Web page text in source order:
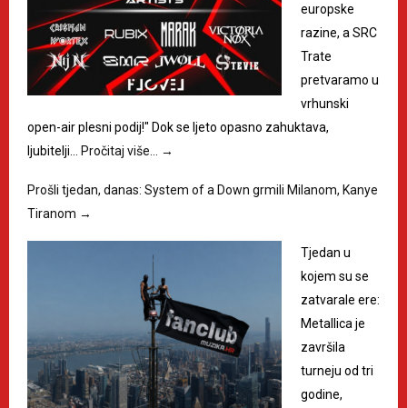
europske
razine, a SRC
Trate
pretvaramo u
vrhunski
open-air plesni podij!" Dok se ljeto opasno zahuktava,
ljubitelji…
Pročitaj više… →
Prošli tjedan, danas: System of a Down grmili Milanom, Kanye
Tiranom →
Tjedan u
kojem su se
zatvarale ere:
Metallica je
završila
turneju od tri
godine,